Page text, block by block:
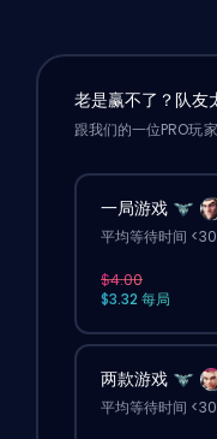
老是赢不了？队友
跟我们的一位PRO玩
一局游戏
平均等待时间
$4.00
$3.32 每局
两款游戏
平均等待时间